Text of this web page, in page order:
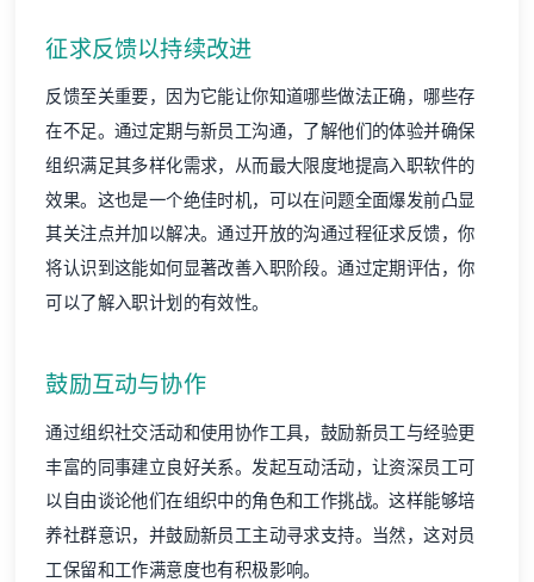
征求反馈以持续改进
反馈至关重要，因为它能让你知道哪些做法正确，哪些存
在不足。通过定期与新员工沟通，了解他们的体验并确保
组织满足其多样化需求，从而最大限度地提高入职软件的
效果。这也是一个绝佳时机，可以在问题全面爆发前凸显
其关注点并加以解决。通过开放的沟通过程征求反馈，你
将认识到这能如何显著改善入职阶段。通过定期评估，你
可以了解入职计划的有效性。
鼓励互动与协作
通过组织社交活动和使用协作工具，鼓励新员工与经验更
丰富的同事建立良好关系。发起互动活动，让资深员工可
以自由谈论他们在组织中的角色和工作挑战。这样能够培
养社群意识，并鼓励新员工主动寻求支持。当然，这对员
工保留和工作满意度也有积极影响。